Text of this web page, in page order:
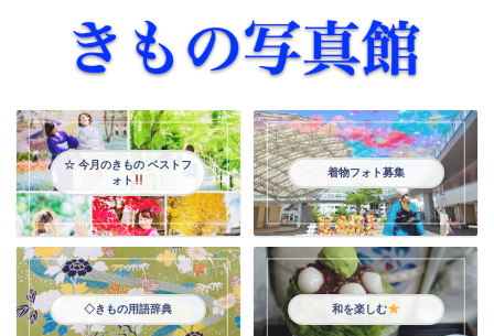
☆ 今月のきもの ベストフ
ォト
着物フォト募集
◇きもの用語辞典 和を楽しむ